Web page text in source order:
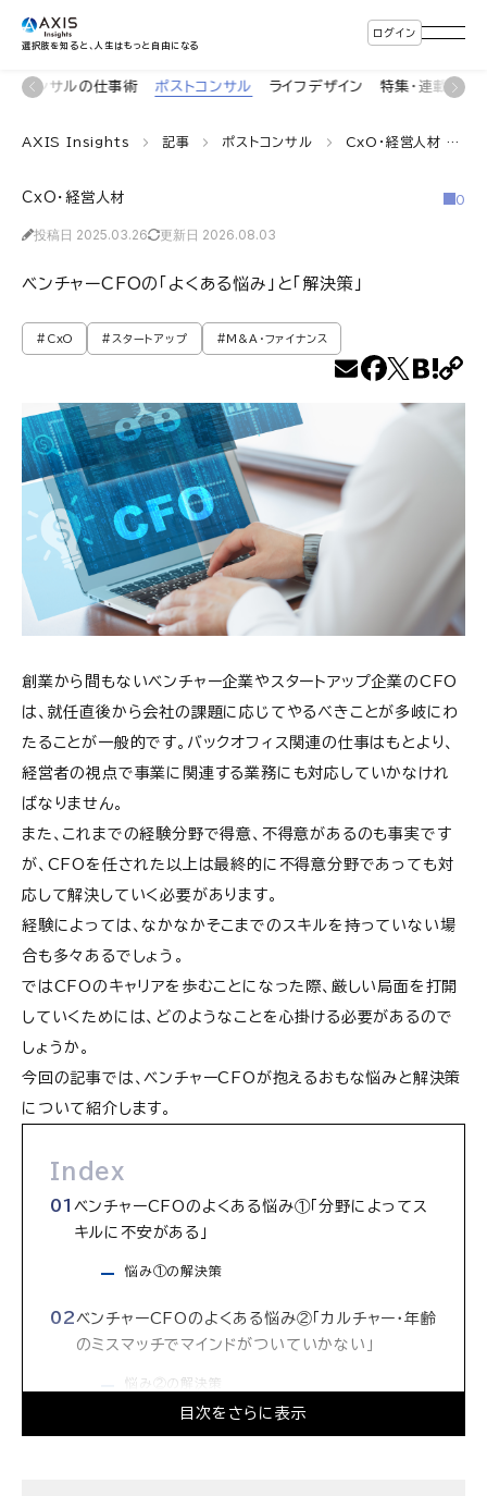
選択肢を知ると、人生はもっと自由になる
ログイン
コンサルの仕事術 ポストコンサル ライフデザイン 特集・連載 イ
AXIS Insights 記事 ポストコンサル CxO・経営人材
CxO・経営人材
投稿日 2025.03.26 更新日 2026.08.03
0
ベンチャーCFOの「よくある悩み」と「解決策」
#CxO #スタートアップ #M&A・ファイナンス
創業から間もないベンチャー企業やスタートアップ企業のCFO
は、就任直後から会社の課題に応じてやるべきことが多岐にわ
たることが一般的です。バックオフィス関連の仕事はもとより、
経営者の視点で事業に関連する業務にも対応していかなけれ
ばなりません。
また、これまでの経験分野で得意、不得意があるのも事実です
が、CFOを任された以上は最終的に不得意分野であっても対
応して解決していく必要があります。
経験によっては、なかなかそこまでのスキルを持っていない場
合も多々あるでしょう。
ではCFOのキャリアを歩むことになった際、厳しい局面を打開
していくためには、どのようなことを心掛ける必要があるので
しょうか。
今回の記事では、ベンチャーCFOが抱えるおもな悩みと解決策
について紹介します。
Index
目次をさらに表示
ベンチャーCFOのよくある悩み①「分野によってス
キルに不安がある」
悩み①の解決策
ベンチャーCFOのよくある悩み②「カルチャー・年齢
のミスマッチでマインドがついていかない」
悩み②の解決策